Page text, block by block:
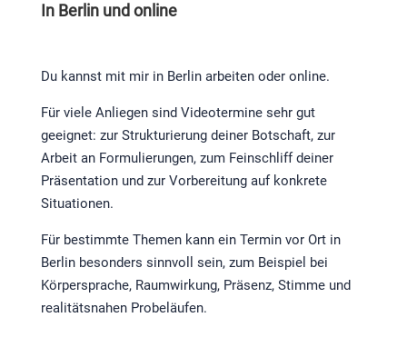
In Berlin und online
Du kannst mit mir in Berlin arbeiten oder online.
Für viele Anliegen sind Videotermine sehr gut
geeignet: zur Strukturierung deiner Botschaft, zur
Arbeit an Formulierungen, zum Feinschliff deiner
Präsentation und zur Vorbereitung auf konkrete
Situationen.
Für bestimmte Themen kann ein Termin vor Ort in
Berlin besonders sinnvoll sein, zum Beispiel bei
Körpersprache, Raumwirkung, Präsenz, Stimme und
realitätsnahen Probeläufen.